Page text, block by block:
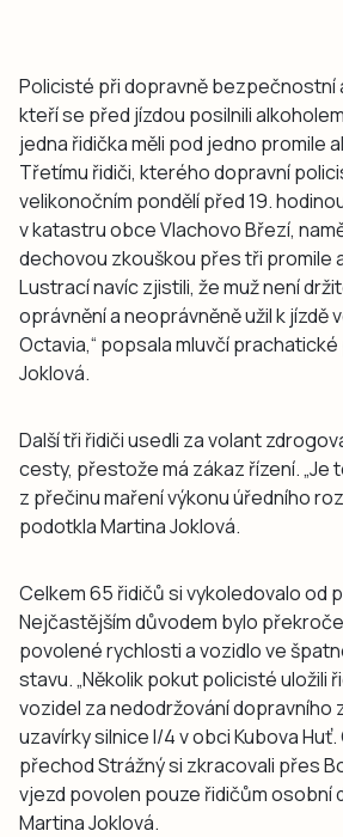
Policisté při dopravně bezpečnostní
kteří se před jízdou posilnili
jedna řidička měli pod jedno promile
Třetímu řidiči, kterého dopravní
velikonočním pondělí před 19.
v katastru obce Vlachovo Březí,
dechovou zkouškou přes tři promile
Lustrací navíc zjistili, že muž není
oprávnění a neoprávněně užil k jízdě
Octavia,“ popsala mluvčí
Joklová.
Další tři řidiči usedli za volant
cesty, přestože má zákaz řízení. „Je
z přečinu maření výkonu úředního
podotkla Martina Joklová.
Celkem 65 řidičů si vykoledovalo od
Nejčastějším důvodem bylo
povolené rychlosti a vozidlo ve
stavu. „Několik pokut policisté uložili
vozidel za nedodržování dopravního
uzavírky silnice I/4 v obci Kubova
přechod Strážný si zkracovali přes
vjezd povolen pouze řidičům osobní
Martina Joklová.